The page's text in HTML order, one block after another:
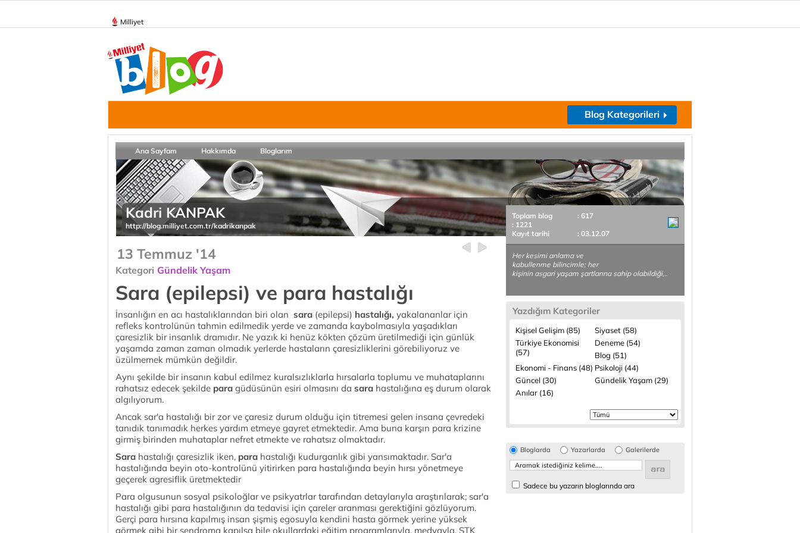
Milliyet
Blog Kategorileri
Ana Sayfam Hakkımda Bloglarım
Kadri KANPAK
http://blog.milliyet.com.tr/kadrikanpak
13 Temmuz '14
Kategori Gündelik Yaşam
Sara (epilepsi) ve para hastalığı
İnsanlığın en acı hastalıklarından biri olan sara (epilepsi) hastalığı, yakalananlar için
refleks kontrolünün tahmin edilmedik yerde ve zamanda kaybolmasıyla yaşadıkları
çaresizlik bir insanlık dramıdır. Ne yazık ki henüz kökten çözüm üretilmediği için günlük
yaşamda zaman zaman olmadık yerlerde hastaların çaresizliklerini görebiliyoruz ve
üzülmemek mümkün değildir.
Aynı şekilde bir insanın kabul edilmez kuralsızlıklarla hırsalarla toplumu ve muhataplarını
rahatsız edecek şekilde para güdüsünün esiri olmasını da sara hastalığına eş durum olarak
algılıyorum.
Ancak sar'a hastalığı bir zor ve çaresiz durum olduğu için titremesi gelen insana çevredeki
tanıdık tanımadık herkes yardım etmeye gayret etmektedir. Ama buna karşın para krizine
girmiş birinden muhataplar nefret etmekte ve rahatsız olmaktadır.
Sara hastalığı çaresizlik iken, para hastalığı kudurganlık gibi yansımaktadır. Sar'a
hastalığında beyin oto-kontrolünü yitirirken para hastalığında beyin hırsı yönetmeye
geçerek agresiflik üretmektedir
Para olgusunun sosyal psikoloğlar ve psikyatrlar tarafından detaylarıyla araştırılarak; sar'a
hastalığı gibi para hastalığının da tedavisi için çareler aranması gerektiğini gözlüyorum.
Gerçi para hırsına kapılmış insan şişmiş egosuyla kendini hasta görmek yerine yüksek
görmek gibi bir sendroma kapılsa bile okullardaki eğitim programlarıyla, medyayla, STK
Toplam blog
: 617
: 1221
Kayıt tarihi
: 03.12.07
Her kesimi anlama ve
kabullenme bilincimle; her
kişinin asgari yaşam şartlarına sahip olabildiği,..
Yazdığım Kategoriler
Kişisel Gelişim (85)
Siyaset (58)
Türkiye Ekonomisi
(57)
Deneme (54)
Blog (51)
Ekonomi - Finans (48) Psikoloji (44)
Güncel (30)
Gündelik Yaşam (29)
Anılar (16)
Bloglarda Yazarlarda Galerilerde
Sadece bu yazarın bloglarında ara